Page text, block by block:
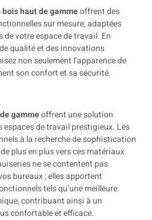
haut de gammeoffrent des
sur mesure, adaptées
votre espace de travail. En
qualité et des innovations
non seulement l’apparence de
son confort et sa sécurité.
gammeoffrent une solution
de travail prestigieux. Les
à la recherche de sophistication
plus en plus vers ces matériaux
ne se contentent pas
bureaux ; elles apportent
tels qu’une meilleure
contribuant ainsi à un
confortable et efficace.